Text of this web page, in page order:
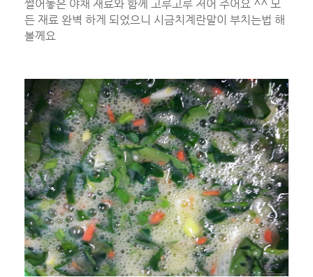
썰어놓은 야채 재료와 함께 고루고루 저어 주어요 ^^ 모
든 재료 완벽 하게 되었으니 시금치계란말이 부치는법 해
볼께요